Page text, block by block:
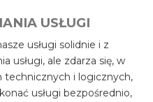
USŁUGI
usługi solidnie i z
usługi, ale zdarza się, w
technicznych i logicznych,
usługi bezpośrednio,